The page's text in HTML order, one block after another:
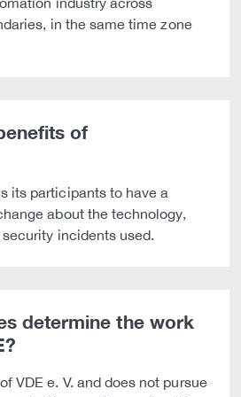
in the same time zone
of
its participants to have a
about the technology,
incidents used.
determine the work
VDE e. V. and does not pursue